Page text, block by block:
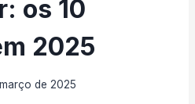
os 10
2025
de 2025